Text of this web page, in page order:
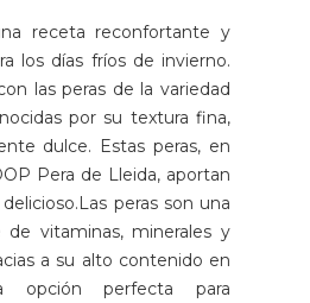
receta reconfortante y
los días fríos de invierno.
las peras de la variedad
por su textura fina,
dulce. Estas peras, en
Pera de Lleida, aportan
peras son una
vitaminas, minerales y
a su alto contenido en
opción perfecta para